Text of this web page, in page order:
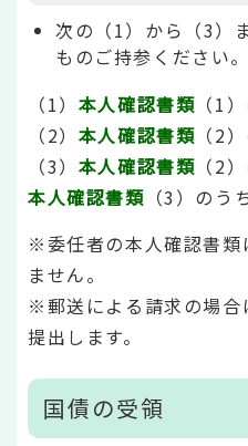
次の（1）から（3）
ものご持参ください。
（1） 本人確認書類 （1
（2） 本人確認書類 （2
（3） 本人確認書類 （2
本人確認書類 （3）の
※委任者の本人確認書類
ません。
※郵送による請求の場合
提出します。
国債の受領